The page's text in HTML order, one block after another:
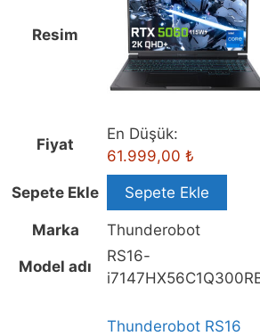
Core
5060
16GB
DDR5
SSD
Resim
Fiyat
En Düşük:
61.999,00 ₺
Sepete Ekle Sepete Ekle
Marka
Thunderobot
Model adı
RS16-
Thunderobot RS16